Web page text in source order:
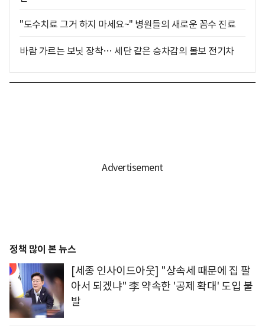
"도수치료 그거 하지 마세요~" 병원들의 새로운 꼼수 진료
바람 가르는 보닛 장착… 세단 같은 승차감의 볼보 전기차
정책 많이 본 뉴스
[세종 인사이드아웃] "상속세 때문에 집 팔
아서 되겠냐" 李 약속한 '공제 확대' 도입 불
발